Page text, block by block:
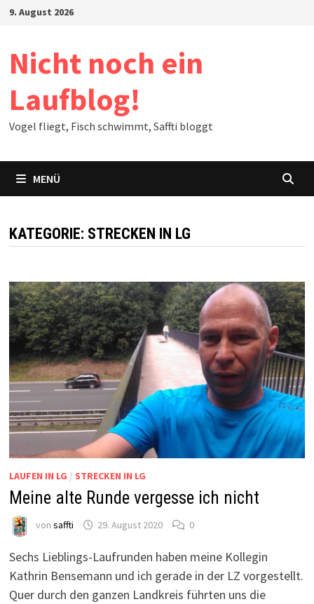
Zum9. August 2026
Nicht noch ein
Laufblog!
Vogel fliegt, Fisch schwimmt, Saffti bloggt
MENÜ
KATEGORIE: STRECKEN IN LG
LAUFEN IN LG / STRECKEN IN LG
Meine alte Runde vergesse ich nicht
von saffti 29. August 2020 0
Sechs Lieblings-Laufrunden haben meine Kollegin
Kathrin Bensemann und ich gerade in der LZ vorgestellt.
Quer durch den ganzen Landkreis führten uns die